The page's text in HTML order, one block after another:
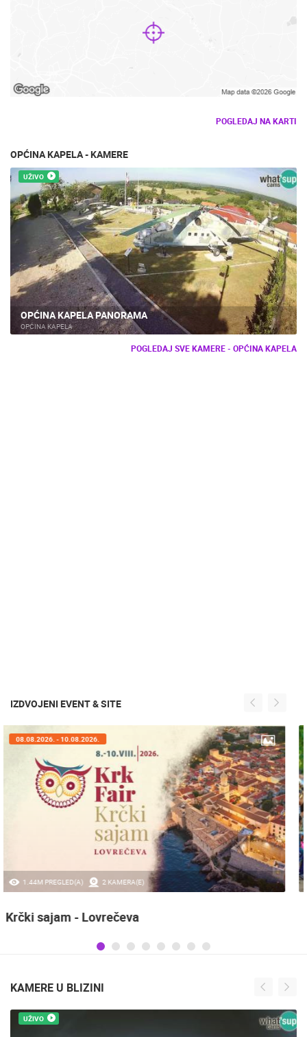
POGLEDAJ NA KARTI
OPĆINA KAPELA - KAMERE
UŽIVO
OPĆINA KAPELA PANORAMA
OPĆINA KAPELA
POGLEDAJ SVE KAMERE - OPĆINA KAPELA
IZDVOJENI EVENT & SITE
20.97K PREGLED(A) 2 KAMERA(E)
07.08.2026. - 09.08.2026.
Sinjska alka
KAMERE U BLIZINI
UŽIVO